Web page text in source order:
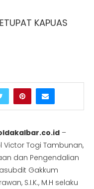
KAPUAS
–
Togi Tambunan,
dan Pengendalian
Gakkum
S.I.K., M.H selaku